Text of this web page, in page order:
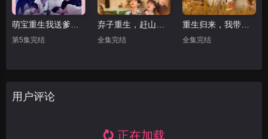
第5集完结 全集完结 全集完结
用户评论
正在加载